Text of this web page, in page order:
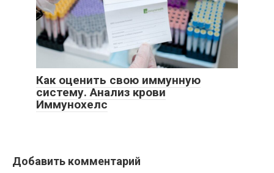
Как оценить свою иммунную
систему. Анализ крови
Иммунохелс
Добавить комментарий